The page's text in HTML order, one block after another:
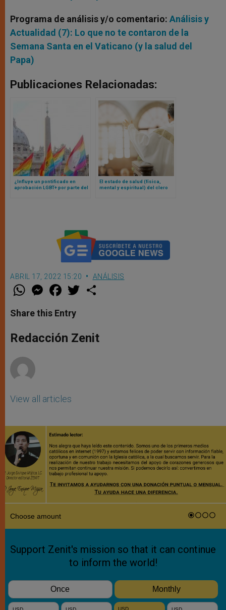
Programa de análisis y/o comentario: Análisis y
Actualidad (7): Lo que no te contaron de la
Semana Santa en el Vaticano (y la salud del
Papa)
Publicaciones Relacionadas:
¿Influye un pontificado en
aprobación LGBT+ por parte del
El estado de salud (física,
mental y espiritual) del clero
ABRIL 17, 2022 15:20 ANÁLISIS
W
t
s
p
p
M
e
s
e
g
e
F
a
e
b
o
k
w
r
Share this Entry
Redacción Zenit
View all articles